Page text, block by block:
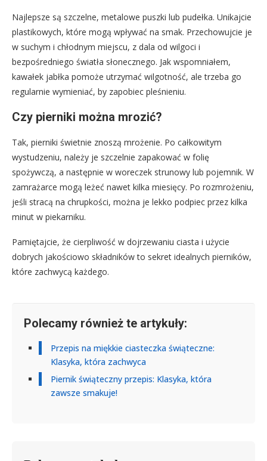
Najlepsze są szczelne, metalowe puszki lub pudełka. Unikajcie
plastikowych, które mogą wpływać na smak. Przechowujcie je
w suchym i chłodnym miejscu, z dala od wilgoci i
bezpośredniego światła słonecznego. Jak wspomniałem,
kawałek jabłka pomoże utrzymać wilgotność, ale trzeba go
regularnie wymieniać, by zapobiec pleśnieniu.
Czy pierniki można mrozić?
Tak, pierniki świetnie znoszą mrożenie. Po całkowitym
wystudzeniu, należy je szczelnie zapakować w folię
spożywczą, a następnie w woreczek strunowy lub pojemnik. W
zamrażarce mogą leżeć nawet kilka miesięcy. Po rozmrożeniu,
jeśli stracą na chrupkości, można je lekko podpiec przez kilka
minut w piekarniku.
Pamiętajcie, że cierpliwość w dojrzewaniu ciasta i użycie
dobrych jakościowo składników to sekret idealnych pierników,
które zachwycą każdego.
Polecamy również te artykuły:
Przepis na miękkie ciasteczka świąteczne:
Klasyka, która zachwyca
Piernik świąteczny przepis: Klasyka, która
zawsze smakuje!